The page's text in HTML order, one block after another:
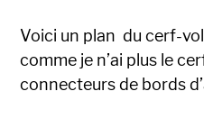
Voici un plan du cerf-
comme je n’ai plus le
connecteurs de bords